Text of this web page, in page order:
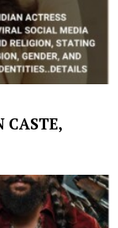
CASTE,